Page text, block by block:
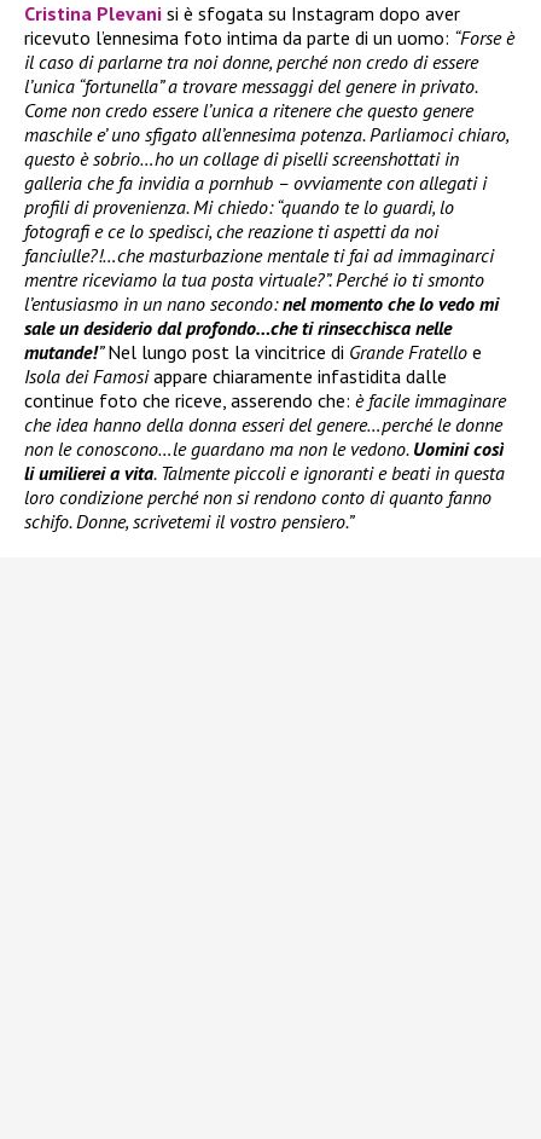
Cristina Plevani si è sfogata su Instagram dopo aver
ricevuto l’ennesima foto intima da parte di un uomo: “Forse è
il caso di parlarne tra noi donne, perché non credo di essere
l’unica “fortunella” a trovare messaggi del genere in privato.
Come non credo essere l’unica a ritenere che questo genere
maschile e’ uno sfigato all’ennesima potenza. Parliamoci chiaro,
questo è sobrio…ho un collage di piselli screenshottati in
galleria che fa invidia a pornhub – ovviamente con allegati i
profili di provenienza. Mi chiedo: “quando te lo guardi, lo
fotografi e ce lo spedisci, che reazione ti aspetti da noi
fanciulle?!…che masturbazione mentale ti fai ad immaginarci
mentre riceviamo la tua posta virtuale?”. Perché io ti smonto
l’entusiasmo in un nano secondo:nel momento che lo vedo mi
sale un desiderio dal profondo…che ti rinsecchisca nelle
mutande!”Nel lungo post la vincitrice di Grande Fratello e
Isola dei Famosiappare chiaramente infastidita dalle
continue foto che riceve, asserendo che: è facile immaginare
che idea hanno della donna esseri del genere…perché le donne
non le conoscono…le guardano ma non le vedono. Uomini così
li umilierei a vita. Talmente piccoli e ignoranti e beati in questa
loro condizione perché non si rendono conto di quanto fanno
schifo. Donne, scrivetemi il vostro pensiero.”